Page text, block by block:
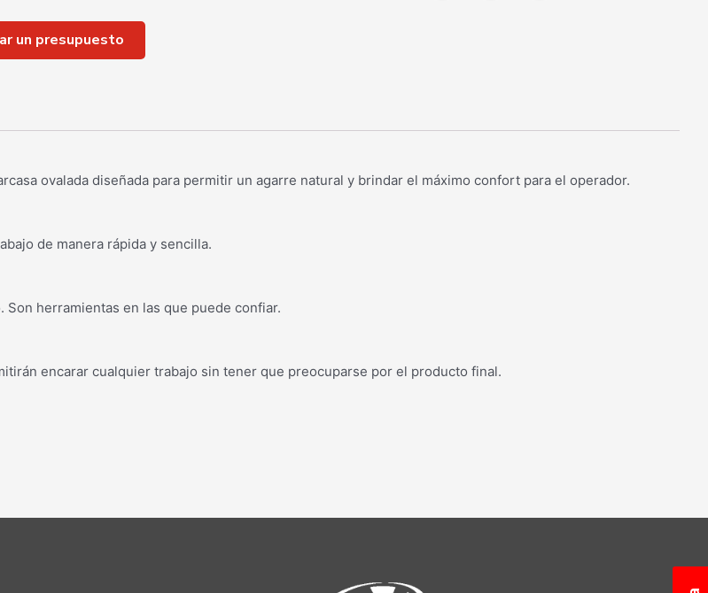
un presupuesto
ovalada diseñada para permitir un agarre natural y brindar el máximo confort para el operador.
de manera rápida y sencilla.
herramientas en las que puede confiar.
encarar cualquier trabajo sin tener que preocuparse por el producto final.